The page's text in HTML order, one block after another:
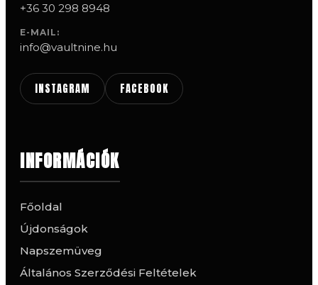
+36 30 298 8948
E-MAIL:
info@vaultnine.hu
INSTAGRAM FACEBOOK
INFORMÁCIÓK
Főoldal
Újdonságok
Napszemüveg
Általános Szerződési Feltételek